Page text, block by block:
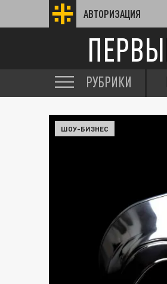
АВТОРИЗАЦИЯ
РУБРИКИ
ШОУ-БИЗНЕС